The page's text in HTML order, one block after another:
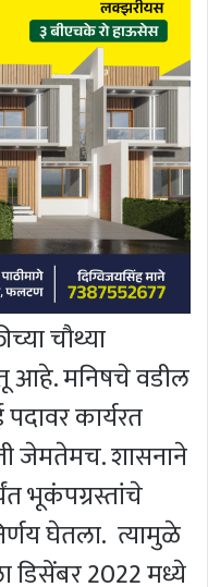
चौथ्या
आहे. मनिषचे वडील
कार्यरत
जेमतेमच. शासनाने
भूकंपग्रस्तांचे
घेतला. त्यामुळे
डिसेंबर 2022 मध्ये